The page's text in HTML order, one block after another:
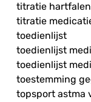
titratie
titratie
toedienlijst
toedienlijst
toedienlijst
toestemming
topsport astma